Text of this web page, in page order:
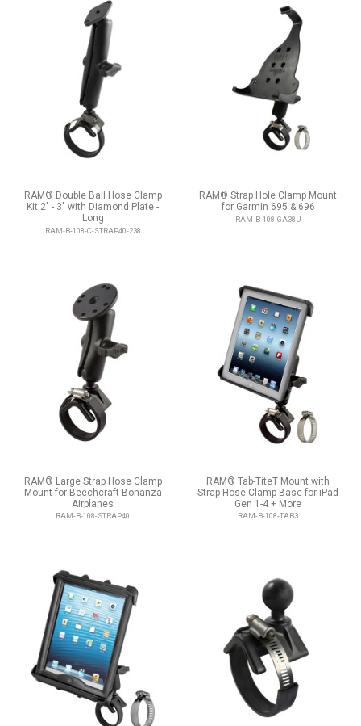
RAM® Double Ball Hose Clamp
Kit 2" - 3" with Diamond Plate -
Long
RAM-B-108-C-STRAP40-238
RAM® Strap Hole Clamp Mount
for Garmin 695 & 696
RAM-B-108-GA38U
RAM® Large Strap Hose Clamp
Mount for Beechcraft Bonanza
Airplanes
RAM-B-108-STRAP40
RAM® Tab-TiteT Mount with
Strap Hose Clamp Base for iPad
Gen 1-4 + More
RAM-B-108-TAB3